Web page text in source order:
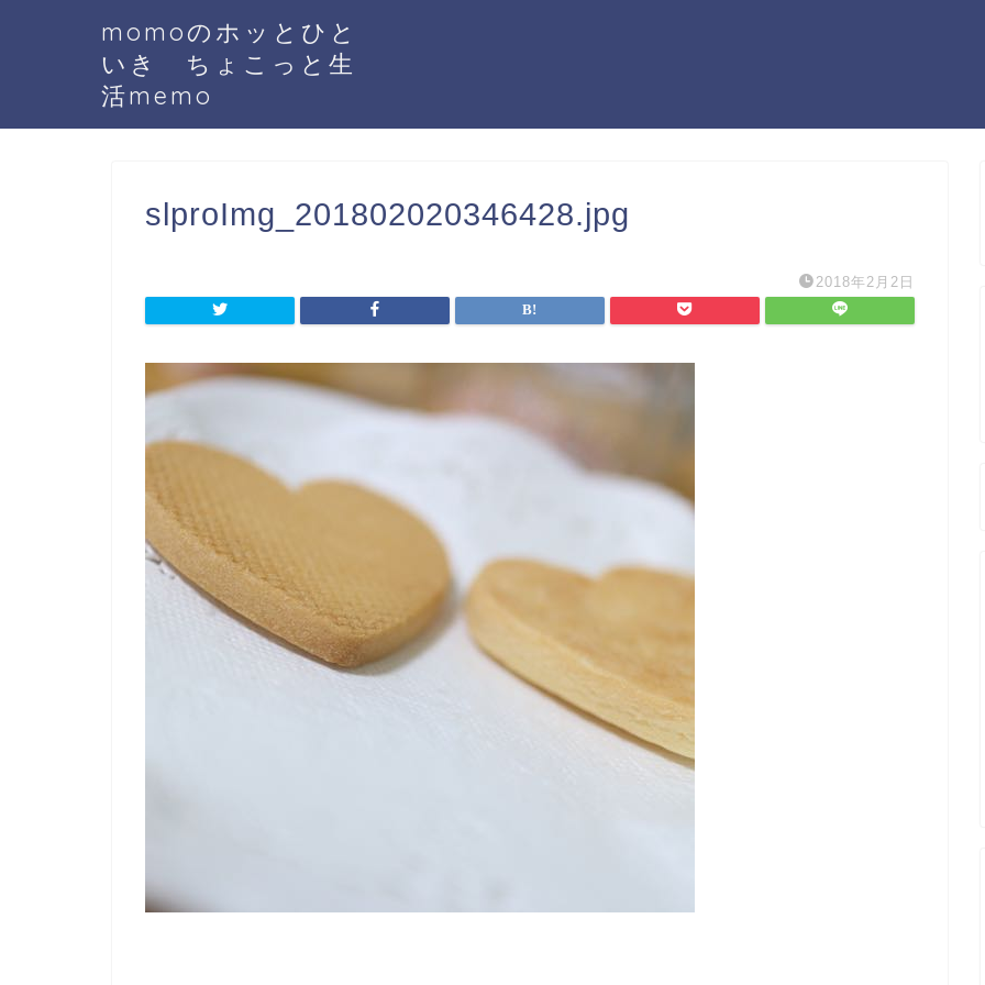
momoのホッとひと
いき ちょこっと生
活memo
slproImg_201802020346428.jpg
2018年2月2日